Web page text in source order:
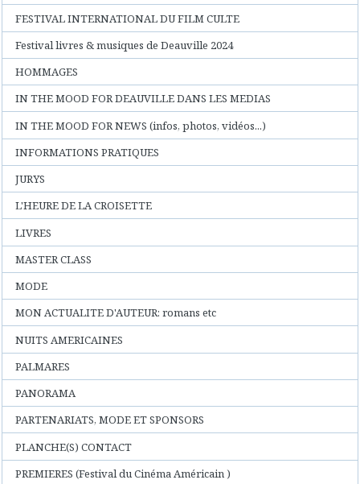
FESTIVAL INTERNATIONAL DU FILM CULTE
Festival livres & musiques de Deauville 2024
HOMMAGES
IN THE MOOD FOR DEAUVILLE DANS LES MEDIAS
IN THE MOOD FOR NEWS (infos, photos, vidéos...)
INFORMATIONS PRATIQUES
JURYS
L'HEURE DE LA CROISETTE
LIVRES
MASTER CLASS
MODE
MON ACTUALITE D'AUTEUR: romans etc
NUITS AMERICAINES
PALMARES
PANORAMA
PARTENARIATS, MODE ET SPONSORS
PLANCHE(S) CONTACT
PREMIERES (Festival du Cinéma Américain )